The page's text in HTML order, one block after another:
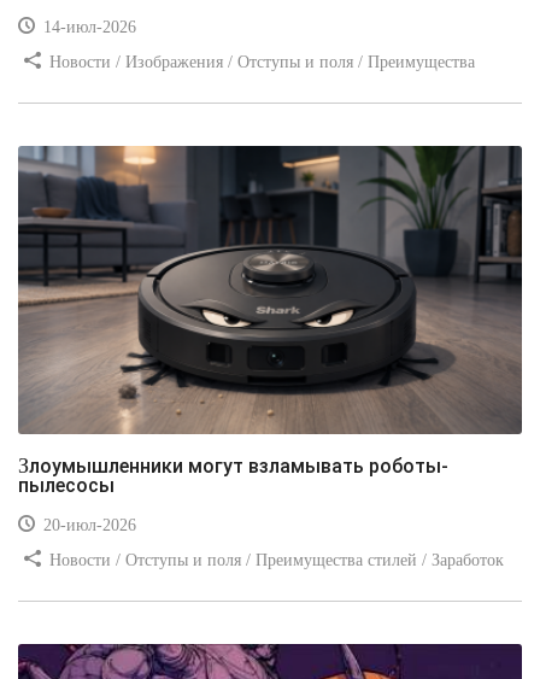
14-июл-2026
Новости / Изображения / Отступы и поля / Преимущества
Злоумышленники могут взламывать роботы-
пылесосы
20-июл-2026
Новости / Отступы и поля / Преимущества стилей / Заработок